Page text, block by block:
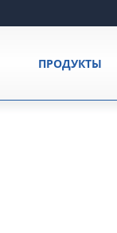
ПРОДУКТЫ